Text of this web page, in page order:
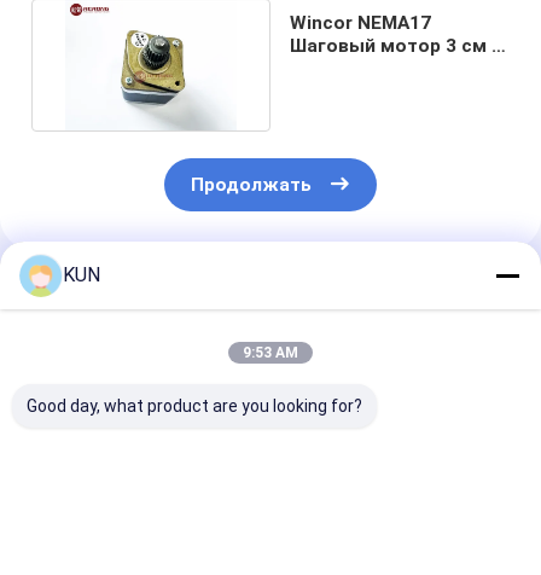
Wincor NEMA17
Шаговый мотор 3 см с
Продолжать
Порекомендованные Продукты
KUN
9:53 AM
Good day, what product are you looking for?